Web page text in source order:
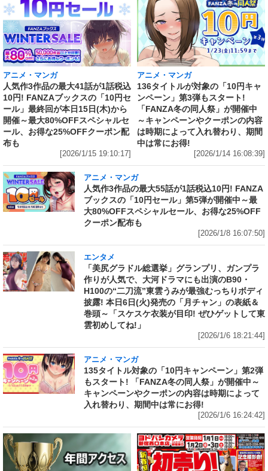
アニメ・マンガ
人気作3作品の最大41話が1話税込
10円! FANZAブックスの「10円セ
ール」最終回が本日15日(木)から
開催～最大80%OFFスペシャルセ
ール、お得な25%OFFクーポン配
布も
[2026/1/15 19:10:17]
アニメ・マンガ
136タイトルが対象の「10円キャ
ンペーン」第3弾もスタート!
「FANZA冬の同人祭」が開催中
～キャンペーンやクーポンの内容
は時期によって入れ替わり、期間
中は常にお得!
[2026/1/14 16:08:39]
アニメ・マンガ
人気作3作品の最大55話が1話税込10円! FANZA
ブックスの「10円セール」第5弾が開催中～最
大80%OFFスペシャルセール、お得な25%OFF
クーポン配布も
[2026/1/8 16:07:50]
エンタメ
「美尻グラドル総選挙」グランプリ、ガンプラ
作りが人気で、大河ドラマにも出演のB90・
H100の“二刀流”東雲うみが最強むっちりボディ
披露! 本日6日(火)発売の「月チャン」の表紙＆
巻頭～「スケスケ衣装が目印! ぜひゲットして東
雲初めしてね!」
[2026/1/6 18:21:44]
アニメ・マンガ
135タイトル対象の「10円キャンペーン」第2弾
もスタート! 「FANZA冬の同人祭」が開催中～
キャンペーンやクーポンの内容は時期によって
入れ替わり、期間中は常にお得!
[2026/1/6 16:24:42]